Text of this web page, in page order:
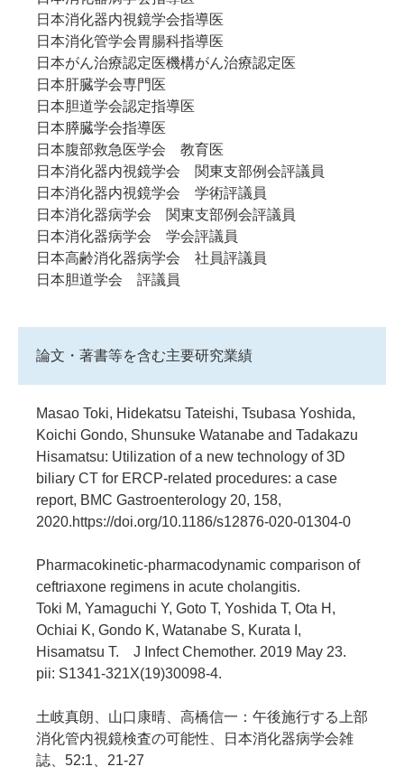
日本消化器内視鏡学会指導医
日本消化管学会胃腸科指導医
日本がん治療認定医機構がん治療認定医
日本肝臓学会専門医
日本胆道学会認定指導医
日本膵臓学会指導医
日本腹部救急医学会 教育医
日本消化器内視鏡学会 関東支部例会評議員
日本消化器内視鏡学会 学術評議員
日本消化器病学会 関東支部例会評議員
日本消化器病学会 学会評議員
日本高齢消化器病学会 社員評議員
日本胆道学会 評議員
論文・著書等を含む主要研究業績
Masao Toki, Hidekatsu Tateishi, Tsubasa Yoshida,
Koichi Gondo, Shunsuke Watanabe and Tadakazu
Hisamatsu: Utilization of a new technology of 3D
biliary CT for ERCP-related procedures: a case
report, BMC Gastroenterology 20, 158,
2020.https://doi.org/10.1186/s12876-020-01304-0
Pharmacokinetic-pharmacodynamic comparison of
ceftriaxone regimens in acute cholangitis.
Toki M, Yamaguchi Y, Goto T, Yoshida T, Ota H,
Ochiai K, Gondo K, Watanabe S, Kurata I,
Hisamatsu T. J Infect Chemother. 2019 May 23.
pii: S1341-321X(19)30098-4.
土岐真朗、山口康晴、高橋信一：午後施行する上部
消化管内視鏡検査の可能性、日本消化器病学会雑
誌、52:1、21-27